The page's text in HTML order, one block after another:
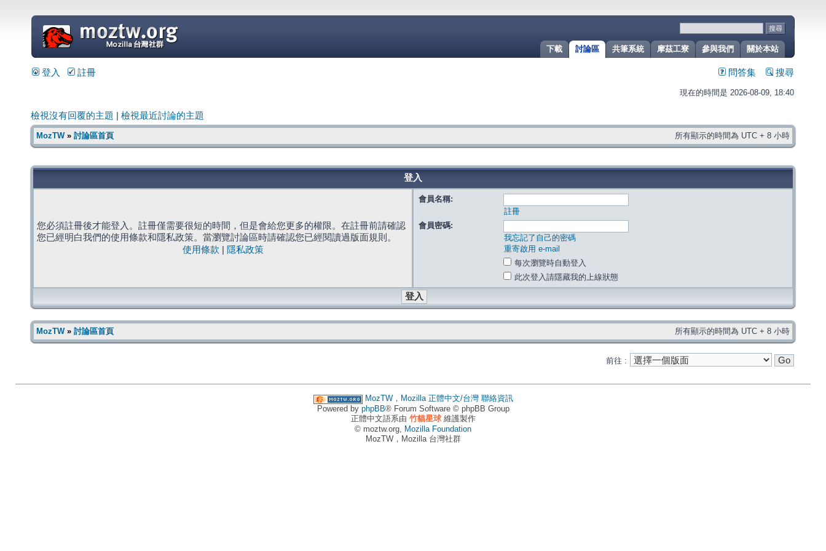
關於本站
參與我們
摩茲工寮
共筆系統
討論區
下載
=
登入 註冊 問答集 搜尋
現在的時間是 2026-08-09, 18:40
檢視沒有回覆的主題 檢視最近討論的主題
MozTW» 討論區首頁 所有顯示的時間為 UTC + 8 小時
登入
您必須註冊後才能登入。註冊僅需要很短的時間，但是會給您更多的權限。在註冊前請確認
您已經明白我們的使用條款和隱私政策。當瀏覽討論區時請確認您已經閱讀過版面規則。
使用條款
隱私政策
會員名稱:
註冊
會員密碼:
我忘記了自己的密碼
重寄啟用 e-mail
每次瀏覽時自動登入
此次登入請隱藏我的上線狀態
MozTW» 討論區首頁 所有顯示的時間為 UTC + 8 小時
前往 :
MozTW，Mozilla 正體中文/台灣 聯絡資訊
Powered by phpBB® Forum Software © phpBB Group
正體中文語系由 竹貓星球維護製作
© moztw.org, Mozilla Foundation
MozTW，Mozilla 台灣社群